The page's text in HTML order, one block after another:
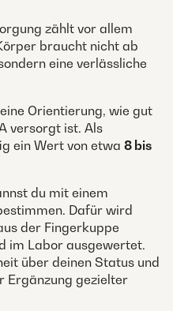
zählt vor allem
braucht nicht ab
eine verlässliche
Orientierung, wie gut
versorgt ist. Als
ein Wert von etwa 8 bis
du mit einem
Dafür wird
der Fingerkuppe
im Labor ausgewertet.
über deinen Status und
Ergänzung gezielter